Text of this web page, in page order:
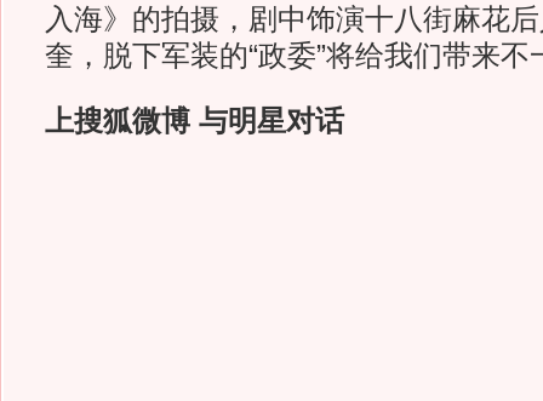
入海》的拍摄，剧中饰演十八街麻花
奎，脱下军装的“政委”将给我们带来不
上搜狐微博 与明星对话